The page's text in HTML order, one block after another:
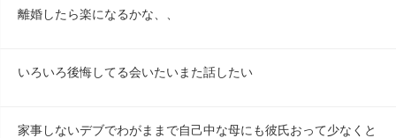
離婚したら楽になるかな、、
いろいろ後悔してる会いたいまた話したい
家事しないデブでわがままで自己中な母にも彼氏おって少なくと